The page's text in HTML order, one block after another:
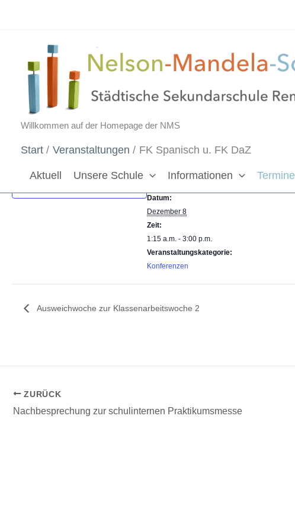
Willkommen auf der Homepage der NMS
Start Veranstaltungen FK Spanisch u. FK DaZ
Aktuell Unsere Schule Informationen Termine
« Alle Veranstaltungen
FK Spanisch u. FK DaZ
Dezember 8 @ 1:15 a.m.-3:00 p.m.
DETAILS
Datum:
Dezember 8
Zeit:
1:15 a.m. - 3:00 p.m.
Veranstaltungskategorie:
Konferenzen
Ausweichwoche zur Klassenarbeitswoche 2
ZURÜCK
Nachbesprechung zur schulinternen Praktikumsmesse